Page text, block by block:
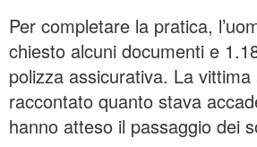
Per completare la pratica,
chiesto alcuni documenti e
polizza assicurativa. La
raccontato quanto stava
hanno atteso il passaggio dei